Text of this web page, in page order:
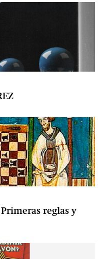
reglas y